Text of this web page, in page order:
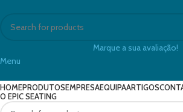
Marque a sua avaliação!
Menu
HOMEPRODUTOSEMPRESAEQUIPAARTIGOS
O EPIC SEATING